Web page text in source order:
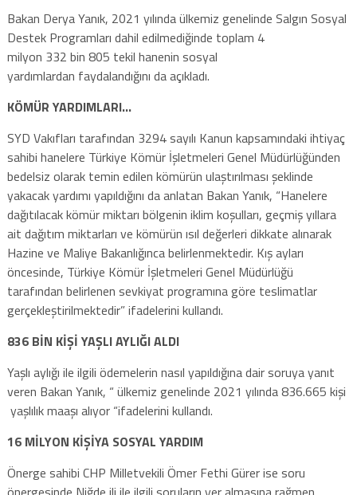
Bakan Derya Yanık, 2021 yılında ülkemiz genelinde Salgın Sosyal
Destek Programları dahil edilmediğinde toplam 4
milyon 332 bin 805 tekil hanenin sosyal
yardımlardan faydalandığını da açıkladı.
KÖMÜR YARDIMLARI…
SYD Vakıfları tarafından 3294 sayılı Kanun kapsamındaki ihtiyaç
sahibi hanelere Türkiye Kömür İşletmeleri Genel Müdürlüğünden
bedelsiz olarak temin edilen kömürün ulaştırılması şeklinde
yakacak yardımı yapıldığını da anlatan Bakan Yanık, “Hanelere
dağıtılacak kömür miktarı bölgenin iklim koşulları, geçmiş yıllara
ait dağıtım miktarları ve kömürün ısıl değerleri dikkate alınarak
Hazine ve Maliye Bakanlığınca belirlenmektedir. Kış ayları
öncesinde, Türkiye Kömür İşletmeleri Genel Müdürlüğü
tarafından belirlenen sevkiyat programına göre teslimatlar
gerçekleştirilmektedir” ifadelerini kullandı.
836 BİN KİŞİ YAŞLI AYLIĞI ALDI
Yaşlı aylığı ile ilgili ödemelerin nasıl yapıldığına dair soruya yanıt
veren Bakan Yanık, “ ülkemiz genelinde 2021 yılında 836.665 kişi
yaşlılık maaşı alıyor “ifadelerini kullandı.
16 MİLYON KİŞİYA SOSYAL YARDIM
Önerge sahibi CHP Milletvekili Ömer Fethi Gürer ise soru